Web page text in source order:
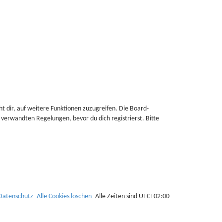
dir, auf weitere Funktionen zuzugreifen. Die Board-
Regelungen, bevor du dich registrierst. Bitte
Alle Zeiten sind UTC+02:00
Alle Cookies löschen